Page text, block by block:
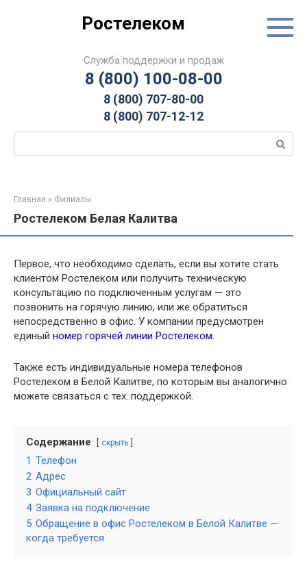
Ростелеком
Служба поддержки и продаж
8 (800) 100-08-00
8 (800) 707-80-00
8 (800) 707-12-12
Поиск:
Главная » Филиалы
Ростелеком Белая Калитва
Первое, что необходимо сделать, если вы хотите стать
клиентом Ростелеком или получить техническую
консультацию по подключенным услугам — это
позвонить на горячую линию, или же обратиться
непосредственно в офис. У компании предусмотрен
единый номер горячей линии Ростелеком.
Также есть индивидуальные номера телефонов
Ростелеком в Белой Калитве, по которым вы аналогично
можете связаться с тех. поддержкой.
Содержание скрыть
1 Телефон
2 Адрес
3 Официальный сайт
4 Заявка на подключение
5 Обращение в офис Ростелеком в Белой Калитве —
когда требуется